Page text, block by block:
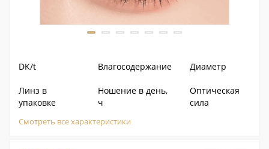
DK/t Влагосодержание Диаметр
Линз в
упаковке
Ношение в день,
ч
Оптическая
сила
Смотреть все характеристики